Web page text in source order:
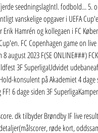
seedningslagIntl. fodbold... 5.
vanskelige opgaver i UEFA
Hamrén og kollegaen i FC
FC Copenhagen game on
8 august 2023 F(SE ONLINE###)
3F SuperligaUdvidet
konsulent på Akademiet 4
FF! 6 dage siden 3F
dk tilbyder Brøndby IF live
røde kort,